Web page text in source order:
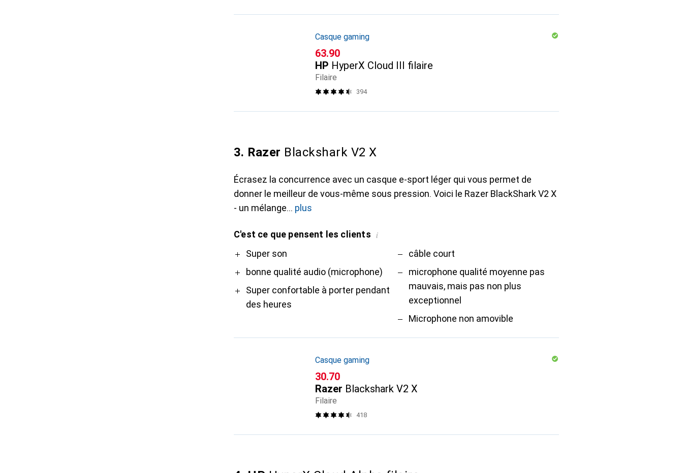
Casque gaming
CHF
63.90
HP HyperX Cloud III filaire
Filaire
394
3. Razer Blackshark V2 X
Écrasez la concurrence avec un casque e-sport léger qui vous permet de
donner le meilleur de vous-même sous pression. Voici le Razer BlackShark V2 X
- un mélange
plus
C'est ce que pensent les clients i
ProSuper son
bonne qualité audio (microphone)
Super confortable à porter pendant
des heures
Contre
câble court
microphone qualité moyenne pas
mauvais, mais pas non plus
exceptionnel
Microphone non amovible
Casque gaming
CHF
30.70
Razer Blackshark V2 X
Filaire
418